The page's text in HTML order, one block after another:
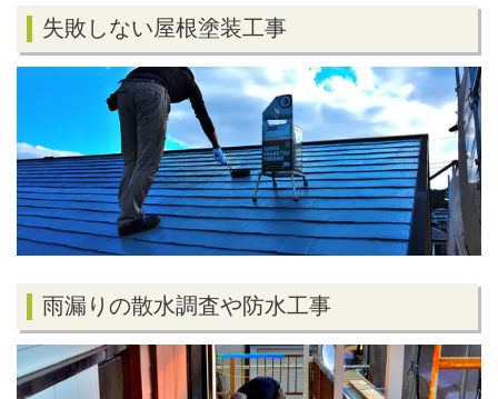
失敗しない屋根塗装工事
雨漏りの散水調査や防水工事